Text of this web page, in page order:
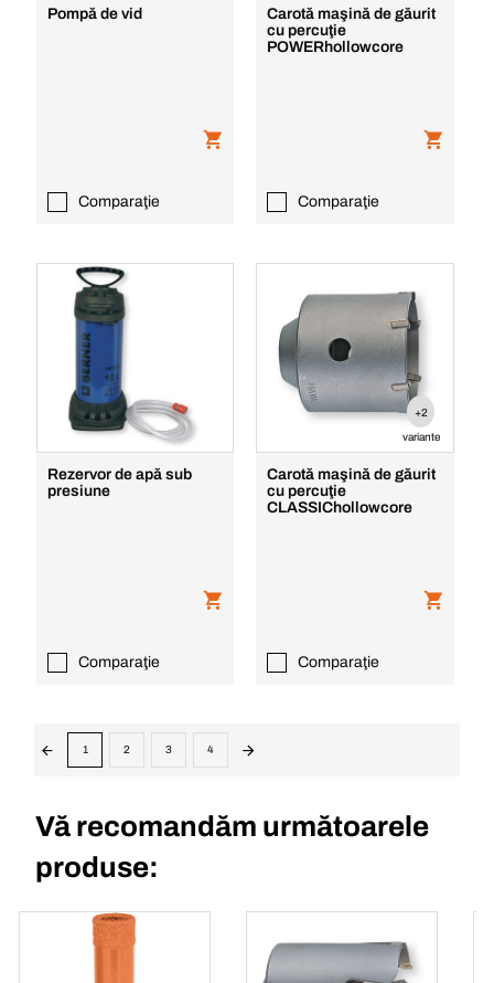
Pompă de vid
Comparaţie
Carotă maşină de găurit
cu percuţie
POWERhollowcore
Comparaţie
Rezervor de apă sub
presiune
Comparaţie
+2
variante
Carotă maşină de găurit
cu percuţie
CLASSIChollowcore
Comparaţie
1 2 3 4
Vă recomandăm următoarele
produse: